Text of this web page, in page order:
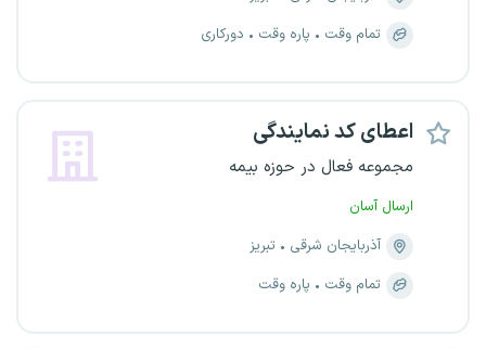
تمام وقت
پاره وقت دورکاری
اعطای کد نمایندگی
مجموعه فعال در حوزه بیمه
ارسال آسان
آذربایجان شرقی
تبریز
تمام وقت
پاره وقت